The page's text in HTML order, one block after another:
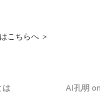
こちらへ ＞
は AI孔明